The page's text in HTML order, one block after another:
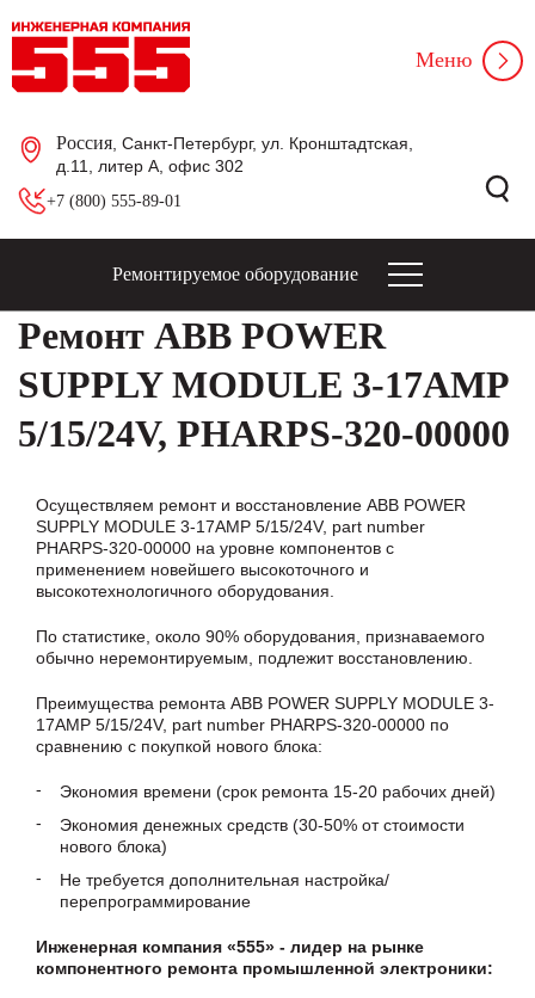
Россия , Санкт-Петербург, ул. Кронштадтская,
д.11, литер А, офис 302
+7 (800) 555-89-01
Меню
Ремонтируемое оборудование
Ремонт ABB POWER
SUPPLY MODULE 3-17AMP
5/15/24V, PHARPS-320-00000
Осуществляем ремонт и восстановление ABB POWER
SUPPLY MODULE 3-17AMP 5/15/24V, part number
PHARPS-320-00000 на уровне компонентов с
применением новейшего высокоточного и
высокотехнологичного оборудования.
По статистике, около 90% оборудования, признаваемого
обычно неремонтируемым, подлежит восстановлению.
Преимущества ремонта ABB POWER SUPPLY MODULE 3-
17AMP 5/15/24V, part number PHARPS-320-00000 по
сравнению с покупкой нового блока:
Экономия времени (срок ремонта 15-20 рабочих дней)
Экономия денежных средств (30-50% от стоимости
нового блока)
Не требуется дополнительная настройка/
перепрограммирование
Инженерная компания «555» - лидер на рынке
компонентного ремонта промышленной электроники: